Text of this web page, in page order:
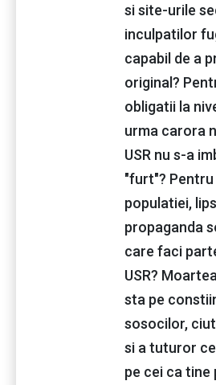
si site-urile
inculpatilor
capabil de a
original?
obligatii la
urma carora
USR nu s-a
"furt"?
populatiei,
propaganda
care faci
USR?
sta pe
sosocilor,
si a tuturor
pe cei ca tine